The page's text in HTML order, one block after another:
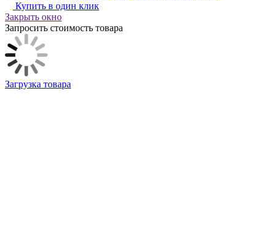
Купить в один клик
Закрыть окно
Запросить стоимость товара
Загрузка товара